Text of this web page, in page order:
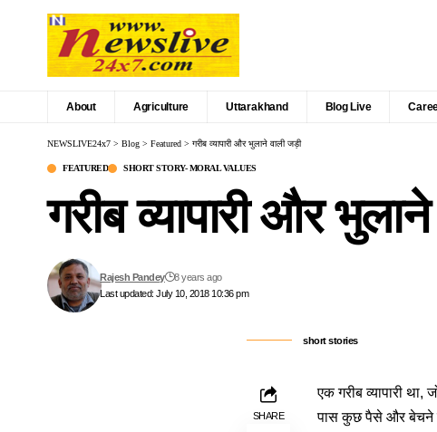
About Agriculture Uttarakhand Blog Live
NEWSLIVE24x7 > Blog > Featured > गरीब व्यापारी और भुलाने वाली जड़ी
FEATURED SHORT STORY- MORAL VALUES
गरीब व्यापारी और
Last updated: July 10, 2018 10:36 pm
Rajesh Pandey 8 years ago
short stories
SHARE
एक गरीब व्यापारी
पास कुछ पैसे और बेचने